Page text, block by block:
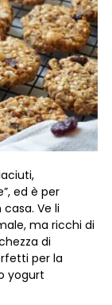
ed è per
Ve li
ma ricchi di
di
per la
yogurt